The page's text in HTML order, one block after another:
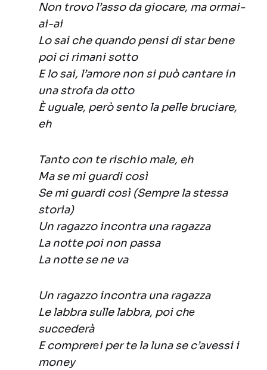
Non trovo l’asso da giocare, ma ormai-
ai-ai
Lo sai che quando pensi di star bene
poi ci rimani sotto
E lo sai, l’amore non si può cantare in
una strofa da otto
È uguale, però sento la pelle bruciare,
eh
Tanto con te rischio male, eh
Ma se mi guardi così
Se mi guardi così (Sempre la stessa
storia)
Un ragazzo incontra una ragazza
La notte poi non passa
La notte se ne va
Un ragazzo incontra una ragazza
Le labbra sulle labbra, poi chе
succederà
E comprerеi per te la luna se c’avessi i
money